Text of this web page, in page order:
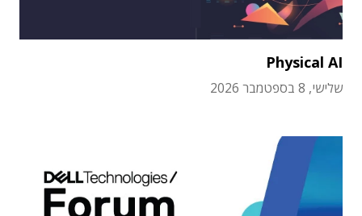
Physical AI
שלישי, 8 בספטמבר 2026